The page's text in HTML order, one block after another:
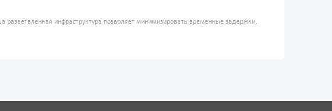
инфраструктура позволяет минимизировать временные задержки,